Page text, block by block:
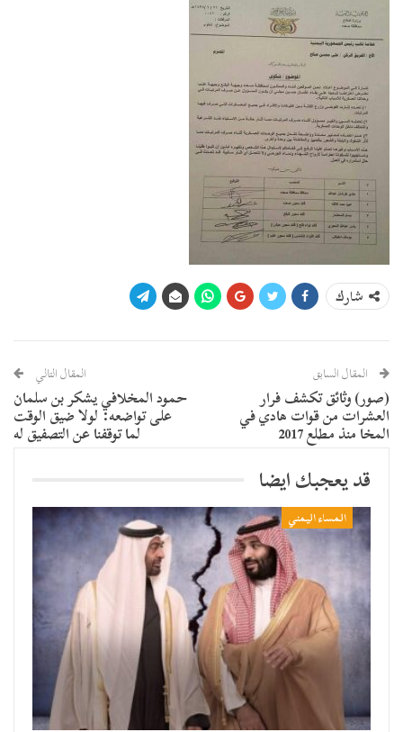
شارك
المقال السابق
(صور) وثائق تكشف فرار
العشرات من قوات هادي في
المخا منذ مطلع 2017
المقال التالي
حمود المخلافي يشكر بن سلمان
على تواضعه: لولا ضيق الوقت
لما توقفنا عن التصفيق له
قد يعجبك ايضا
المساء اليمني